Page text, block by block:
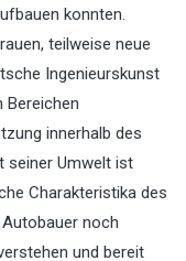
konnten.
teilweise neue
Ingenieurskunst
Bereichen
innerhalb des
seiner Umwelt ist
Charakteristika des
noch
und bereit